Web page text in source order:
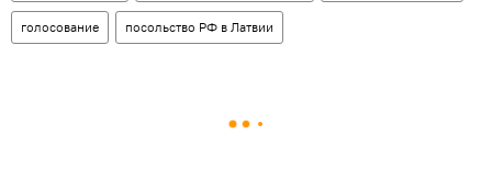
голосование посольство РФ в Латвии